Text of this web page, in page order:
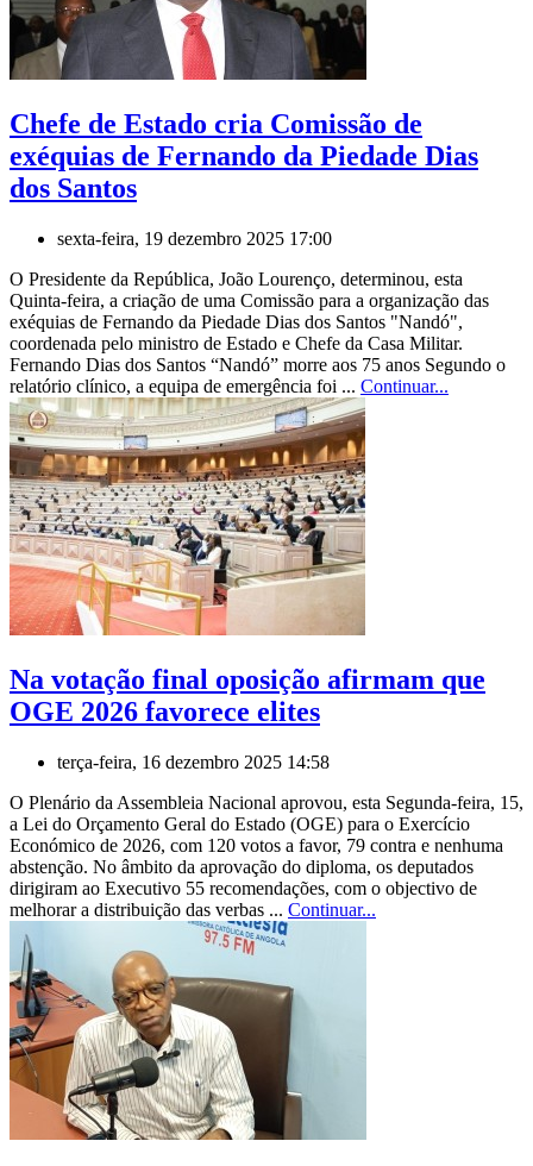
Chefe de Estado cria Comissão de
exéquias de Fernando da Piedade Dias
dos Santos
sexta-feira, 19 dezembro 2025 17:00
O Presidente da República, João Lourenço, determinou, esta
Quinta-feira, a criação de uma Comissão para a organização das
exéquias de Fernando da Piedade Dias dos Santos "Nandó",
coordenada pelo ministro de Estado e Chefe da Casa Militar.
Fernando Dias dos Santos “Nandó” morre aos 75 anos Segundo o
relatório clínico, a equipa de emergência foi ... Continuar...
Na votação final oposição afirmam que
OGE 2026 favorece elites
terça-feira, 16 dezembro 2025 14:58
O Plenário da Assembleia Nacional aprovou, esta Segunda-feira, 15,
a Lei do Orçamento Geral do Estado (OGE) para o Exercício
Económico de 2026, com 120 votos a favor, 79 contra e nenhuma
abstenção. No âmbito da aprovação do diploma, os deputados
dirigiram ao Executivo 55 recomendações, com o objectivo de
melhorar a distribuição das verbas ... Continuar...